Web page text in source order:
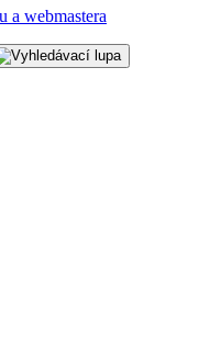
a webmastera